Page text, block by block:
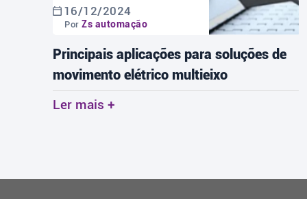
16/12/2024
Zs automação
Principais aplicações para soluções de
movimento elétrico multieixo
Ler mais +